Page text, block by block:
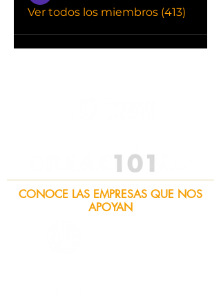
Ver todos los miembros (413)
CONOCE LAS EMPRESAS QUE NOS
APOYAN